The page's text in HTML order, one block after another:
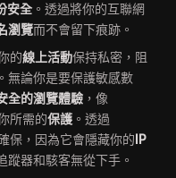
安全 。透過將你的互聯網
瀏覽而不會留下痕跡。
的線上活動保持私密，阻
。無論你是要保護敏感數
全的瀏覽體驗 ，像
所需的保護 。透過
保，因為它會隱藏你的IP
蹤器和駭客無從下手。